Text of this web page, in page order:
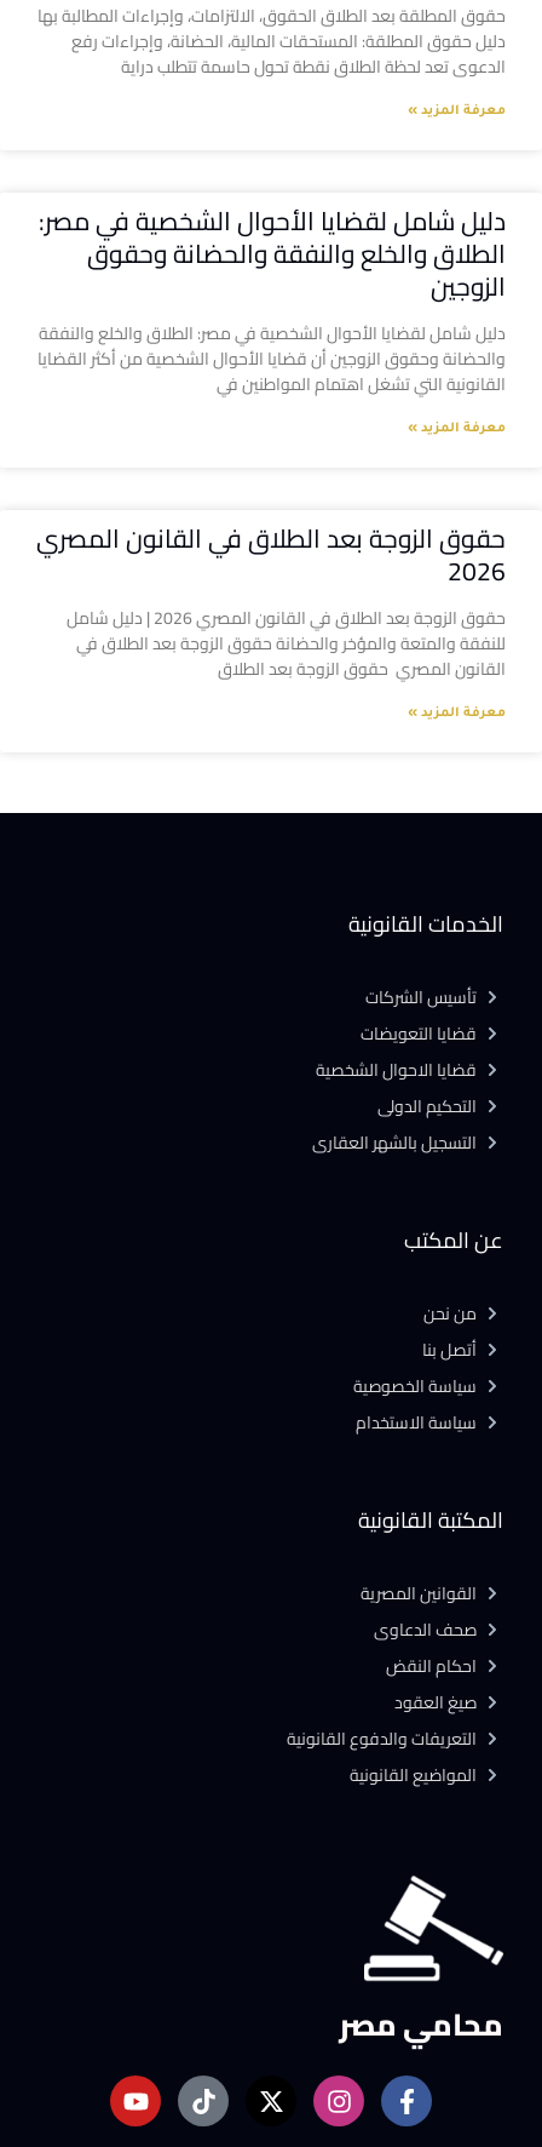
حقوق المطلقة بعد الطلاق الحقوق، الالتزامات، وإجراءات المطالبة بها
دليل حقوق المطلقة: المستحقات المالية، الحضانة، وإجراءات رفع
الدعوى تعد لحظة الطلاق نقطة تحول حاسمة تتطلب دراية
معرفة المزيد »
دليل شامل لقضايا الأحوال الشخصية في مصر:
الطلاق والخلع والنفقة والحضانة وحقوق
الزوجين
دليل شامل لقضايا الأحوال الشخصية في مصر: الطلاق والخلع والنفقة
والحضانة وحقوق الزوجين أن قضايا الأحوال الشخصية من أكثر القضايا
القانونية التي تشغل اهتمام المواطنين في
معرفة المزيد »
حقوق الزوجة بعد الطلاق في القانون المصري
2026
حقوق الزوجة بعد الطلاق في القانون المصري 2026 | دليل شامل
للنفقة والمتعة والمؤخر والحضانة حقوق الزوجة بعد الطلاق في
القانون المصري حقوق الزوجة بعد الطلاق
معرفة المزيد »
محامي مصر
المكتبة القانونية
القوانين المصرية
صحف الدعاوى
احكام النقض
صيغ العقود
التعريفات والدفوع القانونية
المواضيع القانونية
عن المكتب
من نحن
أتصل بنا
سياسة الخصوصية
سياسة الاستخدام
الخدمات القانونية
تأسيس الشركات
قضايا التعويضات
قضايا الاحوال الشخصية
التحكيم الدولى
التسجيل بالشهر العقارى